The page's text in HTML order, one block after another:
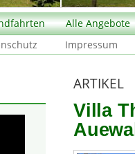
Alle Angebote
Impressum
ARTIKEL
Villa